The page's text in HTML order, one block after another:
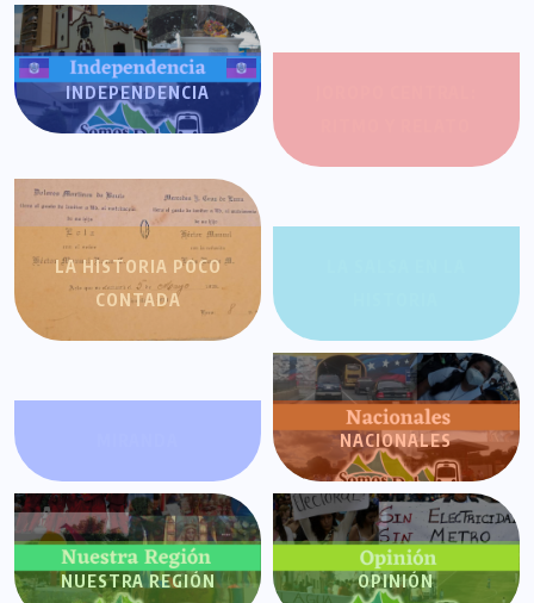
INDEPENDENCIA
LA HISTORIA POCO
CONTADA
NACIONALES
NUESTRA REGIÓN OPINIÓN